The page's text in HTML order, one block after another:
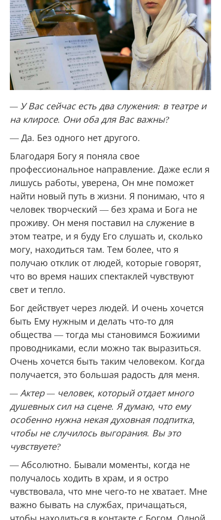
— У Вас сейчас есть два служения: в театре и
на клиросе. Они оба для Вас важны?
— Да. Без одного нет другого.
Благодаря Богу я поняла свое
профессиональное направление. Даже если я
лишусь работы, уверена, Он мне поможет
найти новый путь в жизни. Я понимаю, что я
человек творческий — без храма и Бога не
проживу. Он меня поставил на служение в
этом театре, и я буду Его слушать и, сколько
могу, находиться там. Тем более, что я
получаю отклик от людей, которые говорят,
что во время наших спектаклей чувствуют
свет и тепло.
Бог действует через людей. И очень хочется
быть Ему нужным и делать что-то для
общества — тогда мы становимся Божиими
проводниками, если можно так выразиться.
Очень хочется быть таким человеком. Когда
получается, это большая радость для меня.
— Актер — человек, который отдает много
душевных сил на сцене. Я думаю, что ему
особенно нужна некая духовная подпитка,
чтобы не случилось выгорания. Вы это
чувствуете?
— Абсолютно. Бывали моменты, когда не
получалось ходить в храм, и я остро
чувствовала, что мне чего-то не хватает. Мне
важно бывать на службах, причащаться,